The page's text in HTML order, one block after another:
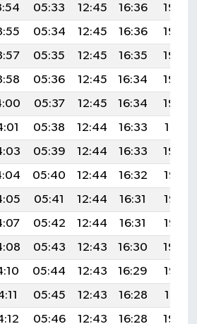
05:33 12:45 16:36
19:48
05:34 12:45 16:36
19:46
05:35 12:45 16:35
19:45
05:36 12:45 16:34
19:44
05:37 12:45 16:34
19:42
05:38 12:44 16:33
19:41
05:39 12:44 16:33
19:40
05:40 12:44 16:32
19:38
05:41 12:44 16:31
19:37
05:42 12:44 16:31
19:35
05:43 12:43 16:30
19:34
05:44 12:43 16:29
19:33
05:45 12:43 16:28
19:31
05:46 12:43 16:28 19:30